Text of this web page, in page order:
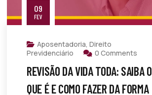
09
FEV
Aposentadoria, Direito
Previdenciário
0 Comments
REVISÃO DA VIDA TODA: SAIBA O
QUE É E COMO FAZER DA FORMA